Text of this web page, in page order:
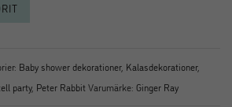
Baby shower dekorationer, Kalasdekorationer,
party, Peter RabbitVarumärke: Ginger Ray